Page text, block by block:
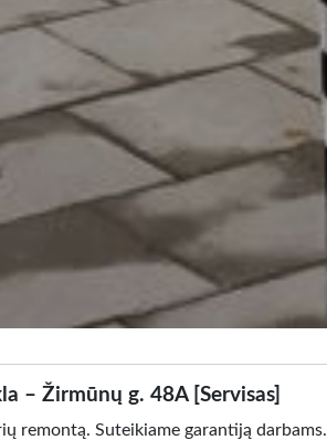
– Žirmūnų g. 48A [Servisas]
remontą. Suteikiame garantiją darbams.